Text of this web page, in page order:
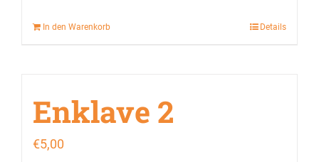
In den Warenkorb Details
Enklave 2
€5,00